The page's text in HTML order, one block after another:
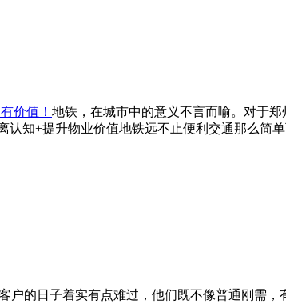
价值！ 地铁，在城市中的意义不言而喻。对于
知+提升物业价值地铁远不止便利交通那么简
户的日子着实有点难过，他们既不像普通刚需